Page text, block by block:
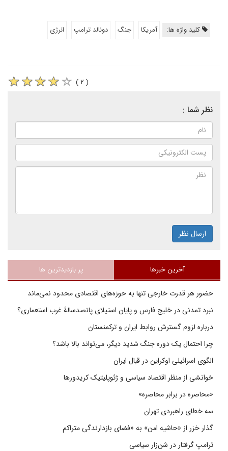
کلید واژه ها: آمریکا جنگ دونالد ترامپ انرژی
( ۲ )
نظر شما :
ارسال نظر
آخرین خبرها پر بازدیدترین ها
حضور هر قدرت خارجی تنها به حوزه‌های اقتصادی محدود نمی‌ماند
نبرد تمدنی در خلیج فارس و پایان استیلای پانصدسالۀ غرب استعماری؟
درباره لزوم گسترش روابط ایران و ترکمنستان
چرا احتمال یک دوره جنگ شدید دیگر، می‌تواند بالا باشد؟
الگوی اسرائیلی اوکراین در قبال ایران
خوانشی از منظر اقتصاد سیاسی و ژئوپلیتیک کریدورها
«محاصره در برابر محاصره»
سه خطای راهبردی تهران
گذار خزر از «حاشیه امن» به «فضای بازدارندگی متراکم
ترامپ گرفتار در شن‌زار سیاسی